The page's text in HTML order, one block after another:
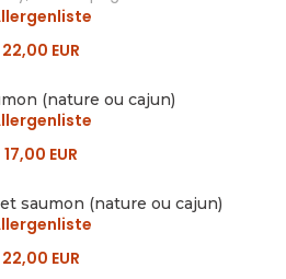
22,00 EUR
(nature ou cajun)
17,00 EUR
saumon (nature ou cajun)
22,00 EUR